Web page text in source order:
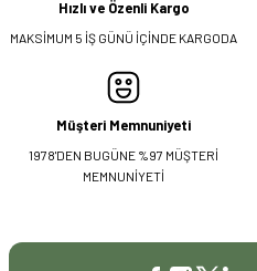
Hızlı ve Özenli Kargo
MAKSİMUM 5 İŞ GÜNÜ İÇİNDE KARGODA
Müşteri Memnuniyeti
1978'DEN BUGÜNE %97 MÜŞTERİ
MEMNUNİYETİ